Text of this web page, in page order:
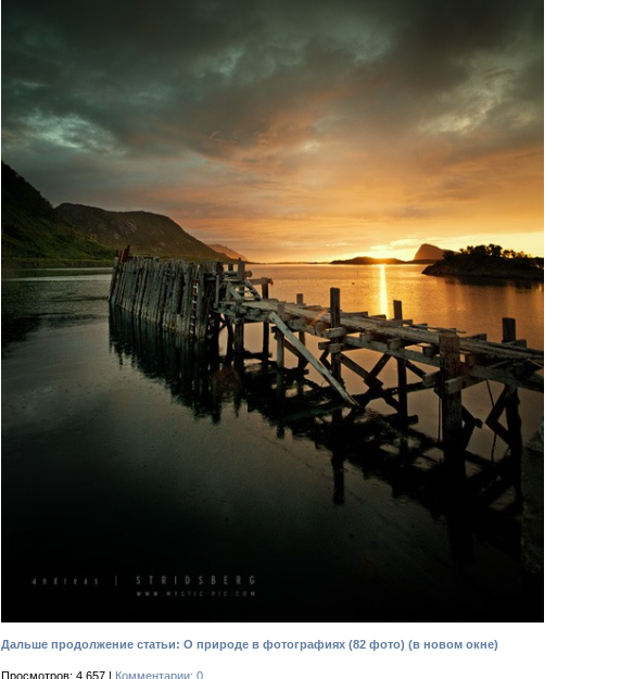
Дальше продолжение статьи: О природе в фотографиях (82 фото) (в новом окне)
Просмотров: 4 657 | Комментарии: 0